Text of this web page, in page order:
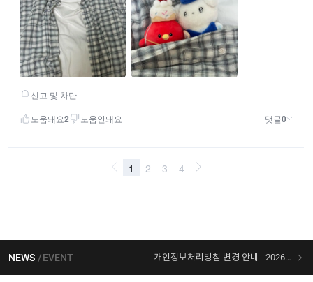
NEWS EVENT 개인정보처리방침 변경 안내 - 2026/07/30 시행